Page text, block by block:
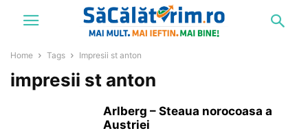
Home Tags Impresii st anton
impresii st anton
Arlberg – Steaua norocoasa a
Austriei